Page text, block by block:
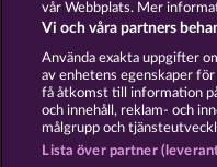
Användarvillkor
Om Företaget
vår Webbplats. Mer
Vi och våra partners
Använda exakta uppgifter
av enhetens egenskaper
få åtkomst till information
och innehåll, reklam- och
målgrupp och
Lista över partner